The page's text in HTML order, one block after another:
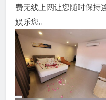
费无线上网让您随时保持
娱乐您。